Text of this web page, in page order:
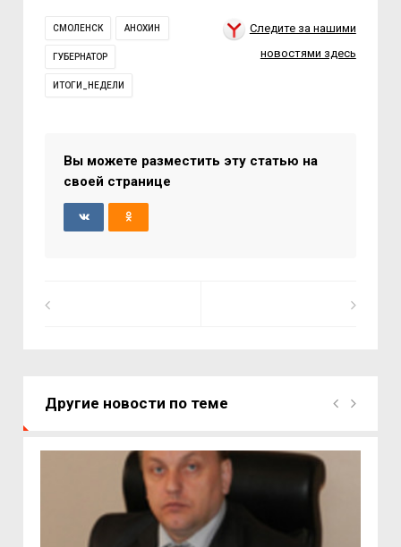
СМОЛЕНСК АНОХИН
ГУБЕРНАТОР
ИТОГИ_НЕДЕЛИ
Следите за нашими
новостями здесь
Вы можете разместить эту статью на
своей странице
Другие новости по теме